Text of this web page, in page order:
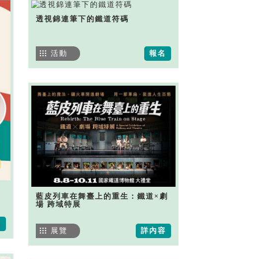
透視錦連筆下的鐵道符碼
報名
活動
藍皮列車在舞臺上的重生：鐵道×劇
場 跨域特展
詳內容
展覽